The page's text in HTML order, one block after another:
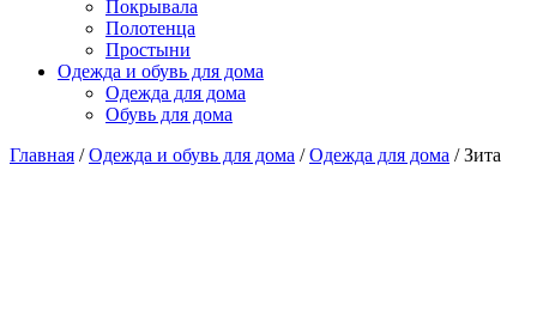
Покрывала
Полотенца
Простыни
Одежда и обувь для дома
Одежда для дома
Обувь для дома
Главная /Одежда и обувь для дома /Одежда для дома / Зита